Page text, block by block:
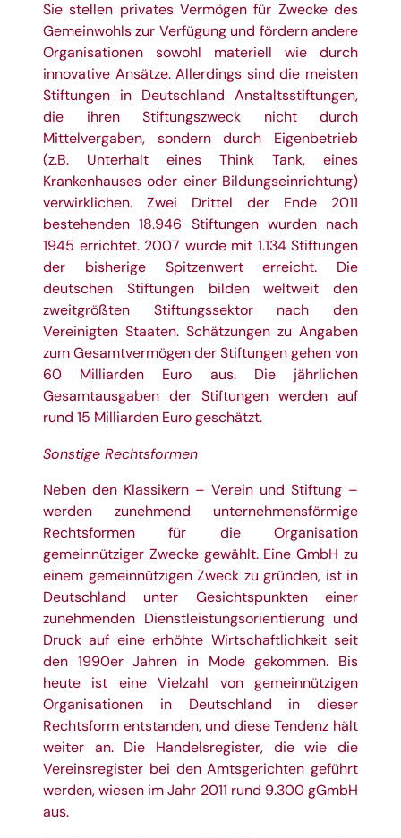
Sie stellen privates Vermögen für Zwecke des
Gemeinwohls zur Verfügung und fördern andere
Organisationen sowohl materiell wie durch
innovative Ansätze. Allerdings sind die meisten
Stiftungen in Deutschland Anstaltsstiftungen,
die ihren Stiftungszweck nicht durch
Mittelvergaben, sondern durch Eigenbetrieb
(z.B. Unterhalt eines Think Tank, eines
Krankenhauses oder einer Bildungseinrichtung)
verwirklichen. Zwei Drittel der Ende 2011
bestehenden 18.946 Stiftungen wurden nach
1945 errichtet. 2007 wurde mit 1.134 Stiftungen
der bisherige Spitzenwert erreicht. Die
deutschen Stiftungen bilden weltweit den
zweitgrößten Stiftungssektor nach den
Vereinigten Staaten. Schätzungen zu Angaben
zum Gesamtvermögen der Stiftungen gehen von
60 Milliarden Euro aus. Die jährlichen
Gesamtausgaben der Stiftungen werden auf
rund 15 Milliarden Euro geschätzt.
Sonstige Rechtsformen
Neben den Klassikern – Verein und Stiftung –
werden zunehmend unternehmensförmige
Rechtsformen für die Organisation
gemeinnütziger Zwecke gewählt. Eine GmbH zu
einem gemeinnützigen Zweck zu gründen, ist in
Deutschland unter Gesichtspunkten einer
zunehmenden Dienstleistungsorientierung und
Druck auf eine erhöhte Wirtschaftlichkeit seit
den 1990er Jahren in Mode gekommen. Bis
heute ist eine Vielzahl von gemeinnützigen
Organisationen in Deutschland in dieser
Rechtsform entstanden, und diese Tendenz hält
weiter an. Die Handelsregister, die wie die
Vereinsregister bei den Amtsgerichten geführt
werden, wiesen im Jahr 2011 rund 9.300 gGmbH
aus.